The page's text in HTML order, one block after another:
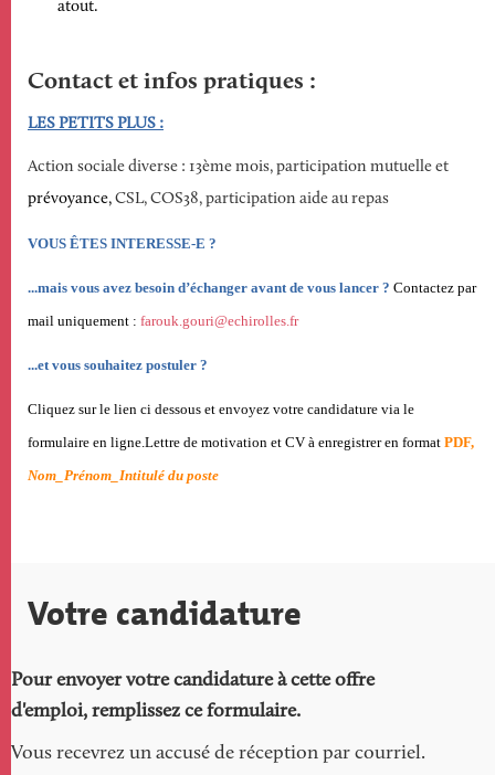
atout.
Contact et infos pratiques
LES PETITS PLUS :
Action sociale diverse : 13ème mois, participation mutuelle et
prévoyance, CSL, COS38, participation aide au repas
VOUS ÊTES INTERESSE-E ?
...mais vous avez besoin d’échanger avant de vous lancer ? Contactez par
mail uniquement : farouk.gouri@echirolles.fr
...et vous souhaitez postuler ?
Cliquez sur le lien ci dessous et envoyez votre candidature via le
formulaire en ligne.Lettre de motivation et CV à enregistrer en format PDF,
Nom_Prénom_Intitulé du poste
Votre candidature
Pour envoyer votre candidature à cette offre
d'emploi, remplissez ce formulaire.
Vous recevrez un accusé de réception par courriel.